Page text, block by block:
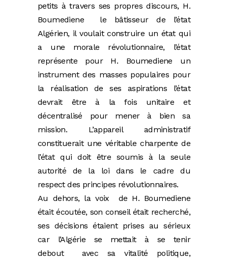
petits à travers ses propres discours, H.
Boumediene le bâtisseur de l’état
Algérien, il voulait construire un état qui
a une morale révolutionnaire, l’état
représente pour H. Boumediene un
instrument des masses populaires pour
la réalisation de ses aspirations l’état
devrait être à la fois unitaire et
décentralisé pour mener à bien sa
mission. L’appareil administratif
constituerait une véritable charpente de
l’état qui doit être soumis à la seule
autorité de la loi dans le cadre du
respect des principes révolutionnaires.
Au dehors, la voix de H. Boumediene
était écoutée, son conseil était recherché,
ses décisions étaient prises au sérieux
car l’Algérie se mettait à se tenir
debout avec sa vitalité politique,